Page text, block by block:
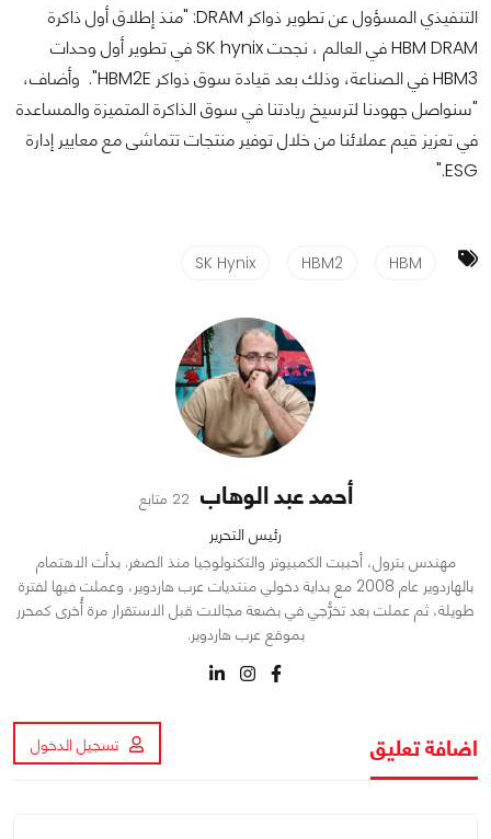
التنفيذي المسؤول عن تطوير ذواكر DRAM: "منذ إطلاق أول ذاكرة
HBM DRAM في العالم ، نجحت SK hynix في تطوير أول وحدات
HBM3 في الصناعة، وذلك بعد قيادة سوق ذواكر HBM2E". وأضاف،
"سنواصل جهودنا لترسيخ ريادتنا في سوق الذاكرة المتميزة والمساعدة
في تعزيز قيم عملائنا من خلال توفير منتجات تتماشى مع معايير إدارة
ESG."
HBM
HBM2
SK Hynix
أحمد عبد الوهاب 22 متابع
رئيس التحرير
مهندس بترول، أحببت الكمبيوتر والتكنولوجيا منذ الصغر. بدأت الاهتمام
بالهاردوير عام 2008 مع بداية دخولي منتديات عرب هاردوير، وعملت فيها لفترة
طويلة، ثم عملت بعد تخرُّجي في بضعة مجالات قبل الاستقرار مرة أُخرى كمحرر
بموقع عرب هاردوير.
اضافة تعليق تسجيل الدخول